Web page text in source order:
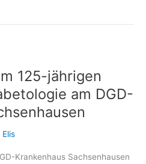
125-jährigen
am DGD-
Elis
Krankenhaus Sachsenhausen